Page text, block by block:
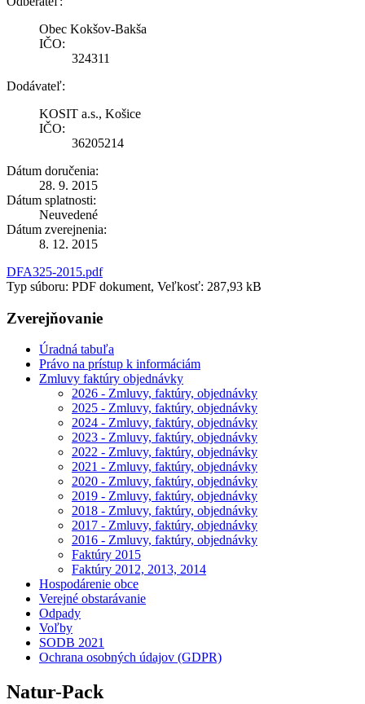
Obec Kokšov-Bakša
IČO:
324311
Dodávateľ:
KOSIT a.s., Košice
IČO:
36205214
Dátum doručenia:
28. 9. 2015
Dátum splatnosti:
Neuvedené
Dátum zverejnenia:
8. 12. 2015
DFA325-2015.pdf
Typ súboru: PDF dokument, Veľkosť: 287,93 kB
Zverejňovanie
Úradná tabuľa
Právo na prístup k informáciám
Zmluvy faktúry objednávky
2026 - Zmluvy, faktúry, objednávky
2025 - Zmluvy, faktúry, objednávky
2024 - Zmluvy, faktúry, objednávky
2023 - Zmluvy, faktúry, objednávky
2022 - Zmluvy, faktúry, objednávky
2021 - Zmluvy, faktúry, objednávky
2020 - Zmluvy, faktúry, objednávky
2019 - Zmluvy, faktúry, objednávky
2018 - Zmluvy, faktúry, objednávky
2017 - Zmluvy, faktúry, objednávky
2016 - Zmluvy, faktúry, objednávky
Faktúry 2015
Faktúry 2012, 2013, 2014
Hospodárenie obce
Verejné obstarávanie
Odpady
Voľby
SODB 2021
Ochrana osobných údajov (GDPR)
Natur-Pack